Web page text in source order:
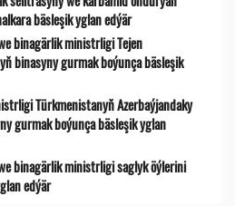
bäsleşik yglan edýär
binagärlik ministrligi Tejen
binasyny gurmak boýunça bäsleşik
Türkmenistanyň Azerbaýjandaky
gurmak boýunça bäsleşik yglan
binagärlik ministrligi saglyk öýlerini
edýär